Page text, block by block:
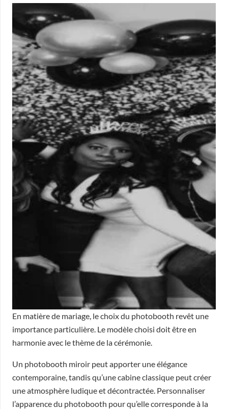
En matière de mariage, le choix du photobooth revêt une
importance particulière. Le modèle choisi doit être en
harmonie avec le thème de la cérémonie.
Un photobooth miroir peut apporter une élégance
contemporaine, tandis qu’une cabine classique peut créer
une atmosphère ludique et décontractée. Personnaliser
l’apparence du photobooth pour qu’elle corresponde à la